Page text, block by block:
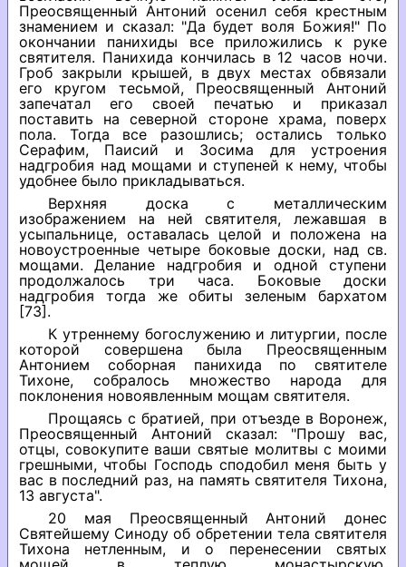
Преосвященный Антоний осенил себя крестным
знамением и сказал: "Да будет воля Божия!" По
окончании панихиды все приложились к руке
святителя. Панихида кончилась в 12 часов ночи.
Гроб закрыли крышей, в двух местах обвязали
его кругом тесьмой, Преосвященный Антоний
запечатал его своей печатью и приказал
поставить на северной стороне храма, поверх
пола. Тогда все разошлись; остались только
Серафим, Паисий и Зосима для устроения
надгробия над мощами и ступеней к нему, чтобы
удобнее было прикладываться.
Верхняя доска с металлическим
изображением на ней святителя, лежавшая в
усыпальнице, оставалась целой и положена на
новоустроенные четыре боковые доски, над св.
мощами. Делание надгробия и одной ступени
продолжалось три часа. Боковые доски
надгробия тогда же обиты зеленым бархатом
[73].
К утреннему богослужению и литургии, после
которой совершена была Преосвященным
Антонием соборная панихида по святителе
Тихоне, собралось множество народа для
поклонения новоявленным мощам святителя.
Прощаясь с братией, при отъезде в Воронеж,
Преосвященный Антоний сказал: "Прошу вас,
отцы, совокупите ваши святые молитвы с моими
грешными, чтобы Господь сподобил меня быть у
вас в последний раз, на память святителя Тихона,
13 августа".
20 мая Преосвященный Антоний донес
Святейшему Синоду об обретении тела святителя
Тихона нетленным, и о перенесении святых